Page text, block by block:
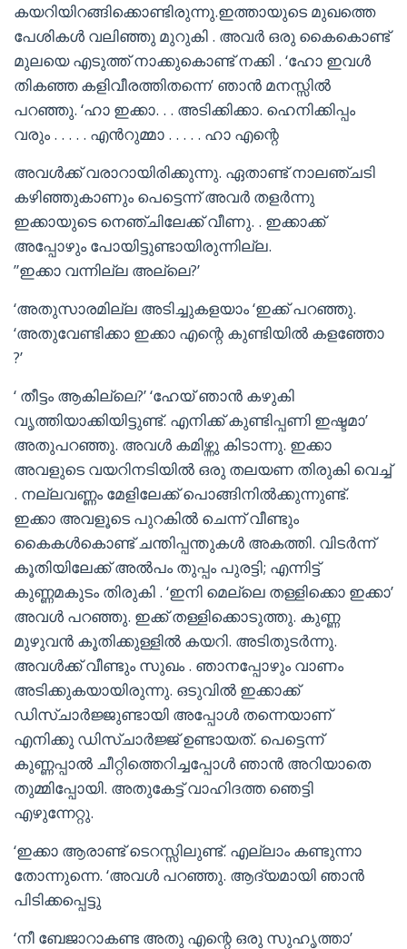
കയറിയിറങ്ങിക്കൊണ്ടിരുന്നു.ഇത്തായുടെ മുഖത്തെ
പേശികൾ വലിഞ്ഞു മുറുകി . അവർ ഒരു കൈകൊണ്ട്
മുലയെ എടുത്ത് നാക്കുകൊണ്ട് നക്കി . ‘ഹോ ഇവൾ
തികഞ്ഞ കളിവീരത്തിതന്നെ’ ഞാൻ മനസ്സിൽ
പറഞ്ഞു. ‘ഹാ ഇക്കാ. . . അടിക്കിക്കാ. ഹെനിക്കിപ്പം
വരും . . . . . എൻറുമ്മാ . . . . . ഹാ എന്റെ
അവൾക്ക് വരാറായിരിക്കുന്നു. ഏതാണ്ട് നാലഞ്ചടി
കഴിഞ്ഞുകാണും പെട്ടെന്ന് അവർ തളർന്നു
ഇക്കായുടെ നെഞ്ചിലേക്ക് വീണു. . ഇക്കാക്ക്
അപ്പോഴും പോയിട്ടുണ്ടായിരുന്നില്ല.
”ഇക്കാ വന്നില്ല അല്ലെ?’
‘അതുസാരമില്ല അടിച്ചുകളയാം ‘ഇക്ക് പറഞ്ഞു.
‘അതുവേണ്ടിക്കാ ഇക്കാ എന്റെ കുണ്ടിയിൽ കളഞ്ഞോ
?’
‘ തീട്ടം ആകില്ലെ?’ ‘ഹേയ് ഞാൻ കഴുകി
വൃത്തിയാക്കിയിട്ടുണ്ട്. എനിക്ക് കുണ്ടിപ്പണി ഇഷ്ടമാ’
അതുപറഞ്ഞു. അവൾ കമിഴ്ന്നു കിടാന്നു. ഇക്കാ
അവളുടെ വയറിനടിയിൽ ഒരു തലയണ തിരുകി വെച്ച്
. നല്ലവണ്ണം മേളിലേക്ക് പൊങ്ങിനിൽക്കുന്നുണ്ട്.
ഇക്കാ അവളൂടെ പുറകിൽ ചെന്ന് വീണ്ടും
കൈകൾകൊണ്ട് ചന്തിപ്പന്തുകൾ അകത്തി. വിടർന്ന്
കൂതിയിലേക്ക് അൽപം തുപ്പം പുരട്ടി; എന്നിട്ട്
കുണ്ണമകുടം തിരുകി . ‘ഇനി മെല്ലെ തള്ളിക്കൊ ഇക്കാ’
അവൾ പറഞ്ഞു. ഇക്ക് തള്ളിക്കൊടുത്തു. കുണ്ണ
മുഴുവൻ കൂതിക്കുള്ളിൽ കയറി. അടിതുടർന്നു.
അവൾക്ക് വീണ്ടും സുഖം . ഞാനപ്പോഴും വാണം
അടിക്കുകയായിരുന്നു. ഒടുവിൽ ഇക്കാക്ക്
ഡിസ്ചാർജ്ജുണ്ടായി അപ്പോൾ തന്നെയാണ്
എനിക്കു ഡിസ്ചാർജ്ജ് ഉണ്ടായത്. പെട്ടെന്ന്
കുണ്ണപ്പാൽ ചീറ്റിത്തെറിച്ചപ്പോൾ ഞാൻ അറിയാതെ
തുമ്മിപ്പോയി. അതുകേട്ട് വാഹിദത്ത ഞെട്ടി
എഴുന്നേറ്റു.
‘ഇക്കാ ആരാണ്ട് ടെറസ്സിലുണ്ട്. എല്ലാം കണ്ടുന്നാ
തോന്നുന്നെ. ‘അവൾ പറഞ്ഞു. ആദ്യമായി ഞാൻ
പിടിക്കപ്പെട്ടു
‘നീ ബേജാറാകണ്ട അതു എന്റെ ഒരു സുഹൃത്താ’